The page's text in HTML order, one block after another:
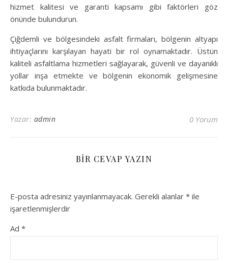
hizmet kalitesi ve garanti kapsamı gibi faktörleri göz
önünde bulundurun.
Çiğdemli ve bölgesindeki asfalt firmaları, bölgenin altyapı
ihtiyaçlarını karşılayan hayati bir rol oynamaktadır. Üstün
kaliteli asfaltlama hizmetleri sağlayarak, güvenli ve dayanıklı
yollar inşa etmekte ve bölgenin ekonomik gelişmesine
katkıda bulunmaktadır.
Yazar: admin 0 Yorum
BIR CEVAP YAZIN
E-posta adresiniz yayınlanmayacak. Gerekli alanlar * ile
işaretlenmişlerdir
Ad *